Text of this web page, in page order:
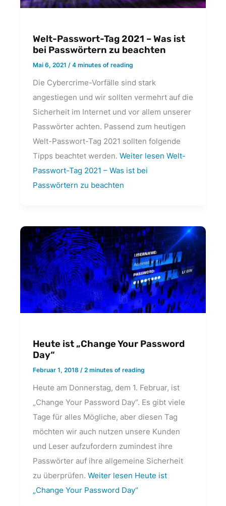
Welt-Passwort-Tag 2021 – Was ist
bei Passwörtern zu beachten
Mai 6, 2021 / 4 minutes of reading
Die Cybercrime-Vorfälle sind stark
angestiegen und wir sollten vermehrt auf die
Sicherheit im Internet und vor allem unserer
Passwörter achten. Passend zum heutigen
Welt-Passwort-Tag 2021 sollten folgende
Tipps beachtet werden. Weiter lesen Welt-
Passwort-Tag 2021 – Was ist bei
Passwörtern zu beachten
Heute ist „Change Your Password
Day“
Februar 1, 2018 / 2 minutes of reading
Heute am Donnerstag, dem 1. Februar, ist
„Change Your Password Day“. Es gibt viele
Tage für alles Mögliche, aber diesen Tag
möchten wir auch nutzen unsere Kunden
und Leser aufzufordern zumindest ihre
Passwörter auf ihre allgemeine Sicherheit
zu überprüfen. Weiter lesen Heute ist
„Change Your Password Day“